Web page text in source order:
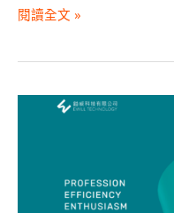
閱讀全文 »